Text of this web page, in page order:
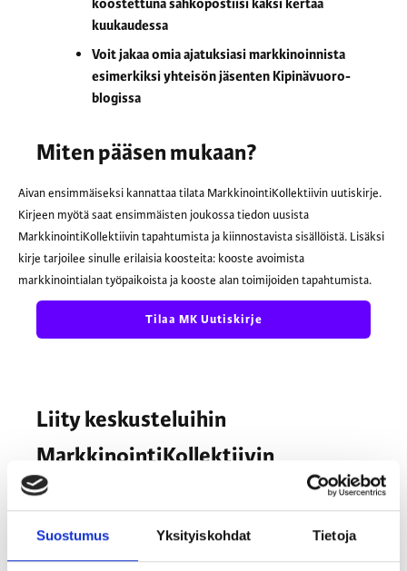
Suostumus Yksityiskohdat Tietoja
koostettuna sähköpostiisi kaksi kertaa
kuukaudessa
Voit jakaa omia ajatuksiasi markkinoinnista
esimerkiksi yhteisön jäsenten Kipinävuoro-
blogissa
Miten pääsen mukaan?
Aivan ensimmäiseksi kannattaa tilata MarkkinointiKollektiivin uutiskirje.
Kirjeen myötä saat ensimmäisten joukossa tiedon uusista
MarkkinointiKollektiivin tapahtumista ja kiinnostavista sisällöistä. Lisäksi
kirje tarjoilee sinulle erilaisia koosteita: kooste avoimista
markkinointialan työpaikoista ja kooste alan toimijoiden tapahtumista.
Tilaa MK Uutiskirje
Liity keskusteluihin
MarkkinointiKollektiivin
Facebook-ryhmässä
Ryhmään liittyessäsi muista lukea ryhmän säännöt ja vastaa